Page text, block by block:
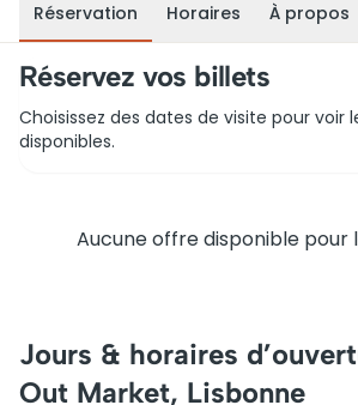
Réservation Horaires À propos
Réservez vos billets
Choisissez des dates de visite pour voir
disponibles.
Aucune offre disponible pour
Jours & horaires
Out Market, Lisbonne